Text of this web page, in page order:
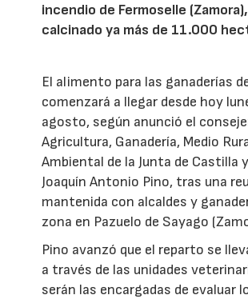
incendio de Fermoselle
calcinado ya más de 11.000
El alimento para las ganaderías
comenzará a llegar desde hoy
agosto, según anunció el
Agricultura, Ganadería, Medio
Ambiental de la Junta de Castilla
Joaquín Antonio Pino, tras una
mantenida con alcaldes y
zona en Pazuelo de Sayago
Pino avanzó que el reparto se
a través de las unidades
serán las encargadas de evaluar